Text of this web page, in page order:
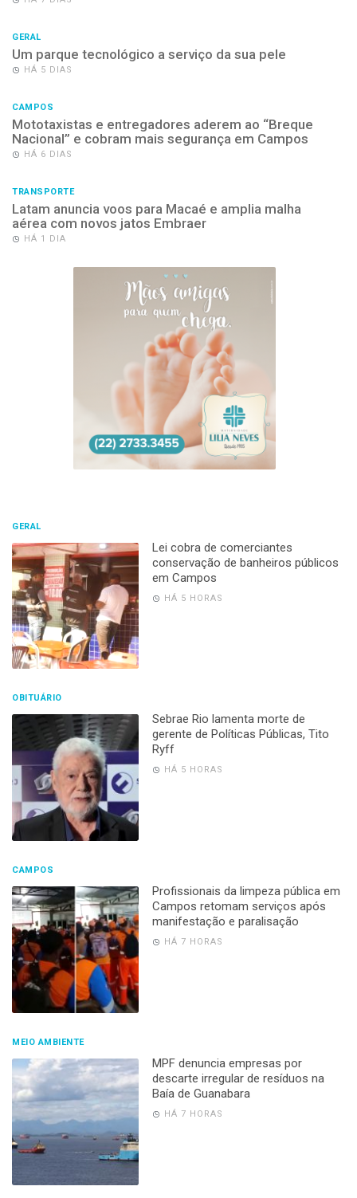
GERAL
Um parque tecnológico a serviço da sua pele
HÁ 5 DIAS
CAMPOS
Mototaxistas e entregadores aderem ao “Breque
Nacional” e cobram mais segurança em Campos
HÁ 6 DIAS
TRANSPORTE
Latam anuncia voos para Macaé e amplia malha
aérea com novos jatos Embraer
HÁ 1 DIA
GERAL
Lei cobra de comerciantes
conservação de banheiros públicos
em Campos
HÁ 5 HORAS
OBITUÁRIO
Sebrae Rio lamenta morte de
gerente de Políticas Públicas, Tito
Ryff
HÁ 5 HORAS
CAMPOS
Profissionais da limpeza pública em
Campos retomam serviços após
manifestação e paralisação
HÁ 7 HORAS
MEIO AMBIENTE
MPF denuncia empresas por
descarte irregular de resíduos na
Baía de Guanabara
HÁ 7 HORAS